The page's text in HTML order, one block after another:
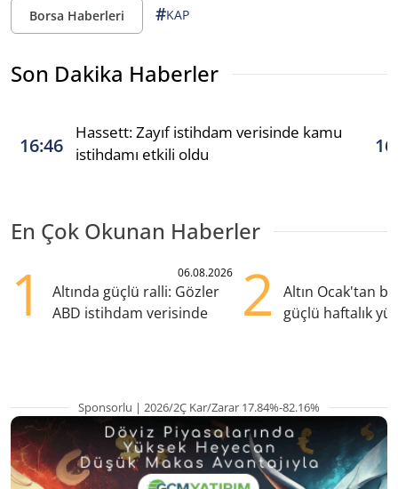
Borsa Haberleri #KAP
Son Dakika Haberler
16:46
Hassett: Zayıf istihdam verisinde kamu
istihdamı etkili oldu
En Çok Okunan Haberler
1 06.08.2026
Altında güçlü ralli: Gözler
ABD istihdam verisinde
2
Altın Ocak'tan
güçlü haftalık
Sponsorlu | 2026/2Ç Kar/Zarar 17.84%-82.16%